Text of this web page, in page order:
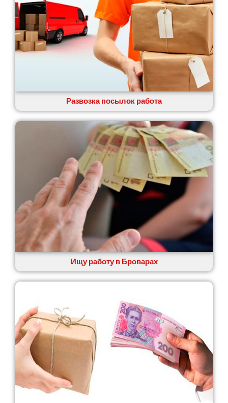
Раздельная
Рени
Решетиловка
Ромны
Счастливое
Шепетовка
Шостка
Шпола
Слобожанское
Софиевская Борщаговка
Сокольники
Солоницевка
Староконстантинов
Старые Петровцы
Стебник
Стоянка
Стрый
Светловодск
Святопетровское
Тальное
Тарасовка
Тернополь
Терновка
Трусковец
Тульчин
Развозка посылок работа
Ищу работу в Броварах